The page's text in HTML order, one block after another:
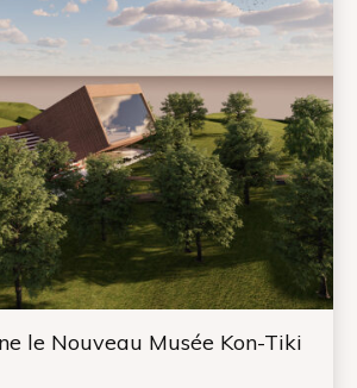
le Nouveau Musée Kon-Tiki